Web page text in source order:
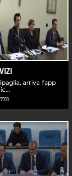
arriva l'app
7111